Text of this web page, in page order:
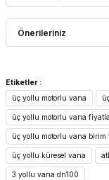
Bu
Önerileriniz
konularda yetersiz
kullanarak
Görüş ve
Ürün resmi
Ürün
Etiketler :
üç yollu motorlu vana
üç yollu motorlu vana
üç yollu motorlu vana birim
üç yollu küresel vana
3 yollu vana dn100